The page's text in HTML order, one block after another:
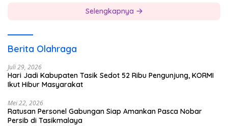
Selengkapnya
Berita Olahraga
Juli 29, 2026
Hari Jadi Kabupaten Tasik Sedot 52 Ribu Pengunjung, KORMI
Ikut Hibur Masyarakat
Mei 22, 2026
Ratusan Personel Gabungan Siap Amankan Pasca Nobar
Persib di Tasikmalaya